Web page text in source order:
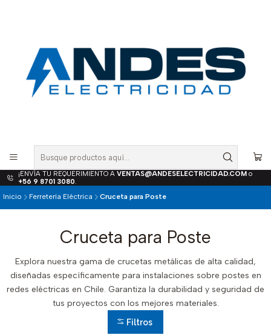
¡ENVÍA TU REQUERIMIENTO A VENTAS@ANDESELECTRICIDAD.COMo
+56 9 8701 3080.
Inicio
Ferretería Eléctrica Cruceta para Poste
Cruceta para Poste
Explora nuestra gama de crucetas metálicas de alta calidad,
diseñadas específicamente para instalaciones sobre postes en
redes eléctricas en Chile. Garantiza la durabilidad y seguridad de
tus proyectos con los mejores materiales.
Filtros